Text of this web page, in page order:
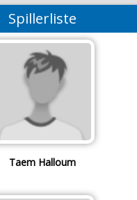
Spillerliste
Taem Halloum